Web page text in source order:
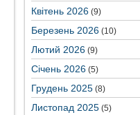
Квітень 2026(9)
Березень 2026(10)
Лютий 2026(9)
Січень 2026(5)
Грудень 2025(8)
Листопад 2025(5)